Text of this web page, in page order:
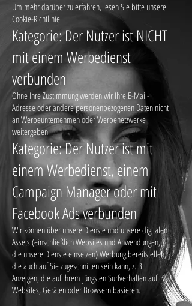
Um mehr darüber zu erfahren, lesen Sie bitte unsere
Cookie-Richtlinie.
Kategorie: Der Nutzer ist NICHT
mit einem Werbedienst
verbunden
Ohne Ihre Zustimmung werden wir Ihre E-Mail-
Adresse oder andere personenbezogenen Daten nicht
an Werbeunternehmen oder Werbenetzwerke
weitergeben.
Kategorie: Der Nutzer ist mit
einem Werbedienst, einem
Campaign Manager oder mit
Facebook Ads verbunden
Wir können über unsere Dienste und unsere digitalen
Assets (einschließlich Websites und Anwendungen,
die unsere Dienste einsetzen) Werbung bereitstellen,
die auch auf Sie zugeschnitten sein kann, z. B.
Anzeigen, die auf Ihrem jüngsten Surfverhalten auf
Websites, Geräten oder Browsern basieren.